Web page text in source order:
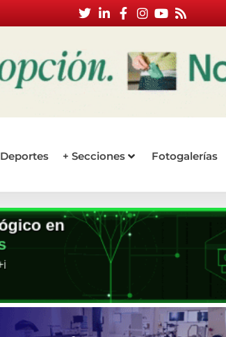
Deportes + Secciones Fotogalerías